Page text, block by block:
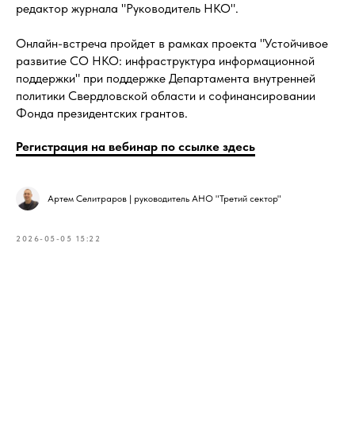
редактор журнала "Руководитель НКО".
Онлайн-встреча пройдет в рамках проекта "Устойчивое
развитие СО НКО: инфраструктура информационной
поддержки" при поддержке Департамента внутренней
политики Свердловской области и софинансировании
Фонда президентских грантов.
Регистрация на вебинар по ссылке здесь
Артем Селитраров | руководитель АНО "Третий сектор"
2026-05-05 15:22